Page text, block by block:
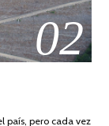
02
país, pero cada vez